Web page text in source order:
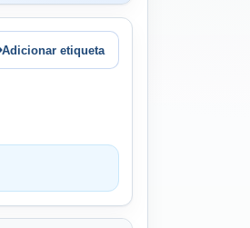
Adicionar etiqueta